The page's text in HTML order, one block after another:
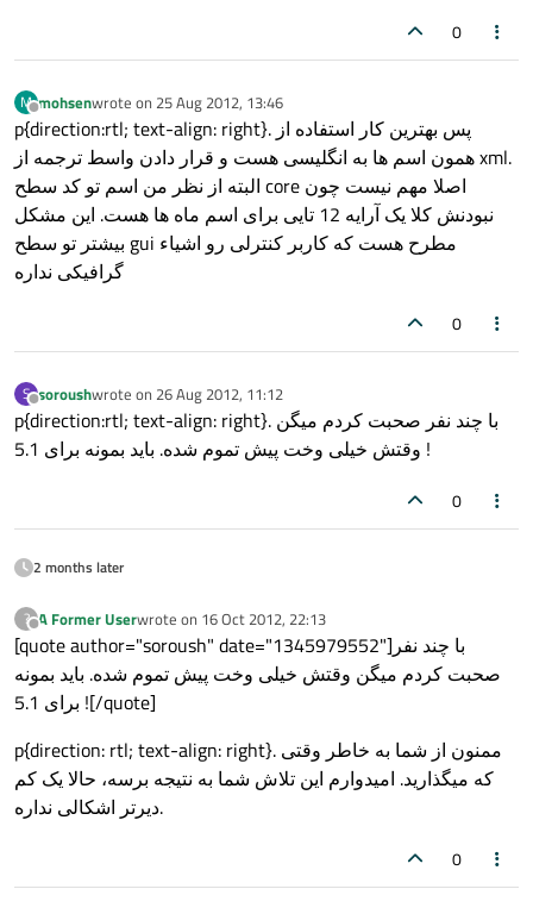
0
M
Offline
mohsenwrote on 25 Aug 2012, 13:46
last edited by
p{direction:rtl; text-align: right}. پس بهترین کار استفاده از
همون اسم ها به انگلیسی هست و قرار دادن واسط ترجمه از xml.
البته از نظر من اسم تو کد سطح core اصلا مهم نیست چون
نبودنش کلا یک آرایه 12 تایی برای اسم ماه ها هست. این مشکل
بیشتر تو سطح gui مطرح هست که کاربر کنترلی رو اشیاء
گرافیکی نداره
0
S
Offline
soroushwrote on 26 Aug 2012, 11:12
last edited by
p{direction:rtl; text-align: right}. با چند نفر صحبت کردم میگن
وقتش خیلی وخت پیش تموم شده. باید بمونه برای 5.1 !
0
2 months later
?
Offline
A Former Userwrote on 16 Oct 2012, 22:13
last edited by
[quote author="soroush" date="1345979552"]با چند نفر
صحبت کردم میگن وقتش خیلی وخت پیش تموم شده. باید بمونه
برای 5.1 ![/quote]
p{direction: rtl; text-align: right}. ممنون از شما به خاطر وقتی
که میگذارید. امیدوارم این تلاش شما به نتیجه برسه، حالا یک کم
دیرتر اشکالی نداره.
0